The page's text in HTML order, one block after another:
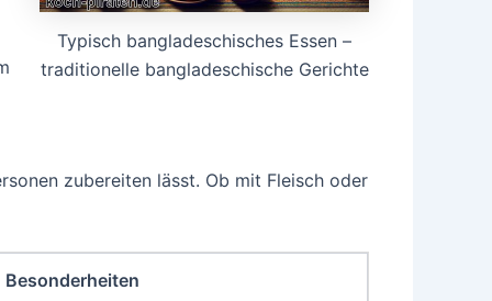
Typisch bangladeschisches Essen –
traditionelle bangladeschische Gerichte
zubereiten lässt. Ob mit Fleisch oder
Besonderheiten